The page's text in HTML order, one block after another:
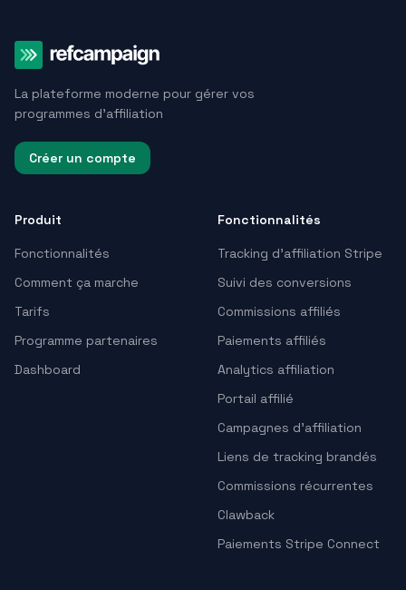
La plateforme moderne pour gérer vos
programmes d'affiliation
Créer un compte
Produit
Fonctionnalités
Comment ça marche
Tarifs
Programme partenaires
Dashboard
Fonctionnalités
Tracking d’affiliation Stripe
Suivi des conversions
Commissions affiliés
Paiements affiliés
Analytics affiliation
Portail affilié
Campagnes d’affiliation
Liens de tracking brandés
Commissions récurrentes
Clawback
Paiements Stripe Connect